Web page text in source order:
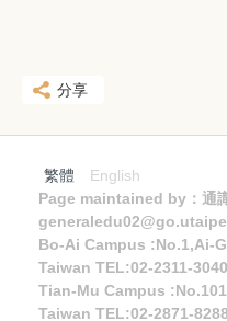
分享
繁體
English
Page maintained by：通
Bo-Ai Campus :No.1,Ai-
Taiwan TEL:02-2311-
Tian-Mu Campus
Taiwan TEL:02-2871-